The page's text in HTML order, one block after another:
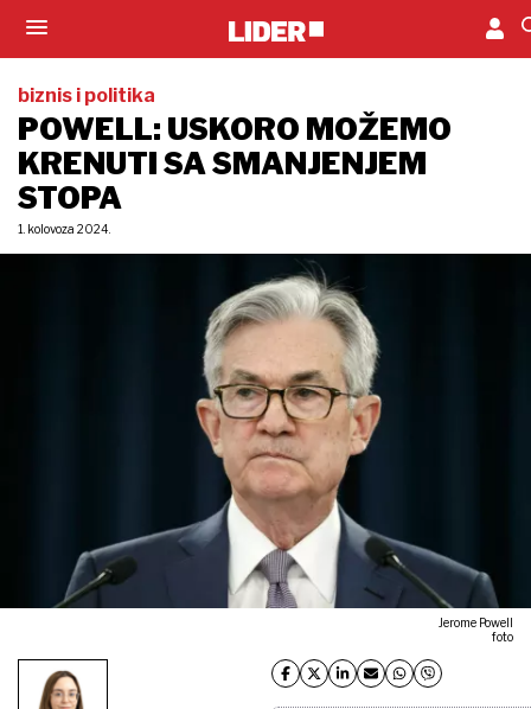
biznis i politika
POWELL: USKORO MOŽEMO
KRENUTI SA SMANJENJEM
STOPA
1. kolovoza 2024.
Jerome Powell
foto